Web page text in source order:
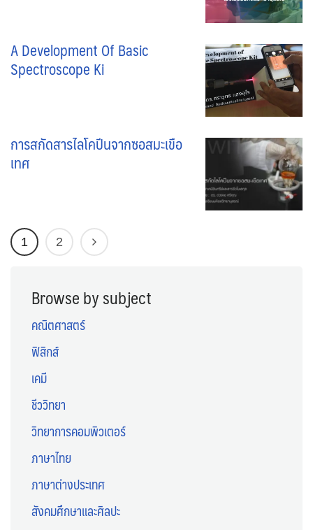
A Development Of Basic
Spectroscope Ki
การสกัดสารไลโคปีนจากซอสมะเขือ
เทศ
1 2
Browse by subject
คณิตศาสตร์
ฟิสิกส์
เคมี
ชีววิทยา
วิทยาการคอมพิวเตอร์
ภาษาไทย
ภาษาต่างประเทศ
สังคมศึกษาและศิลปะ